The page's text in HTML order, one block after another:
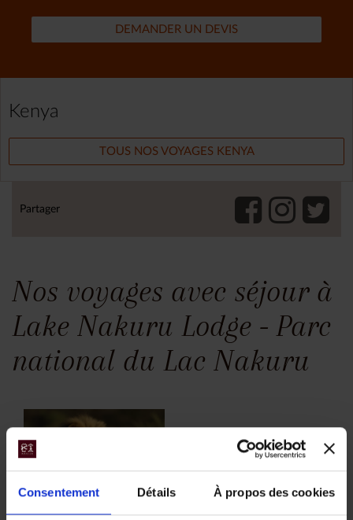
Consentement Détails À propos des cookies
DEMANDER UN DEVIS
Kenya
TOUS NOS VOYAGES KENYA
Partager
Nos voyages avec séjour à
Lake Nakuru Lodge - Parc
national du Lac Nakuru